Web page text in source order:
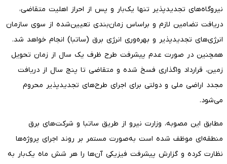
نیروگاه‌های تجدیدپذیر تنها یک‌بار و پس از احراز اهلیت متقاضی،
دریافت تضامین لازم و براساس زمان‌بندی تعیین‌شده از سوی سازمان
انرژی‌های تجدیدپذیر و بهره‌وری انرژی برق (ساتبا) انجام خواهد شد.
همچنین در صورت عدم پیشرفت طرح ظرف یک سال از زمان تحویل
زمین، قرارداد واگذاری فسخ شده و متقاضی تا پنج سال از دریافت
مجدد اراضی ملی و دولتی برای اجرای طرح‌های تجدیدپذیر محروم
می‌شود.
مطابق این مصوبه، وزارت نیرو از طریق ساتبا و شرکت‌های برق
منطقه‌ای موظف شده است به‌صورت مستمر بر روند اجرای پروژه‌ها
نظارت کرده و گزارش پیشرفت فیزیکی آن‌ها را هر شش ماه یک‌بار به